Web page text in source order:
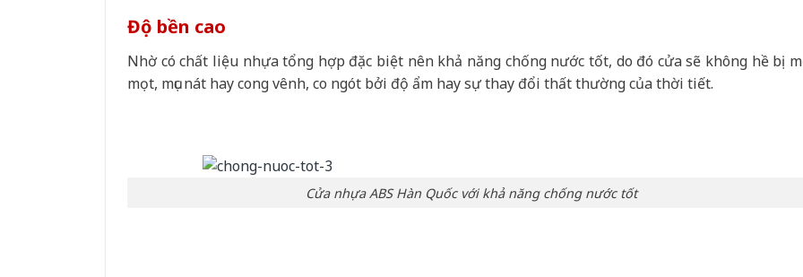
Độ bền cao
Nhờ có chất liệu nhựa tổng hợp đặc biệt nên khả năng chống nước tốt, do đó cửa sẽ không hề bị
mọt, mục nát hay cong vênh, co ngót bởi độ ẩm hay sự thay đổi thất thường của thời tiết.
Cửa nhựa ABS Hàn Quốc với khả năng chống nước tốt